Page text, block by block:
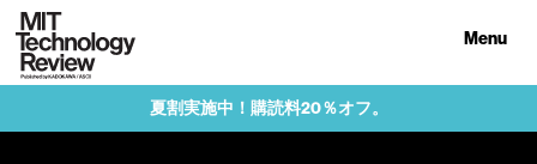
Menu
夏割実施中！購読料20％オフ。